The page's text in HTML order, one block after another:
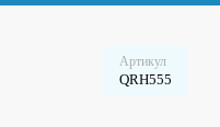
Артикул
QRH555